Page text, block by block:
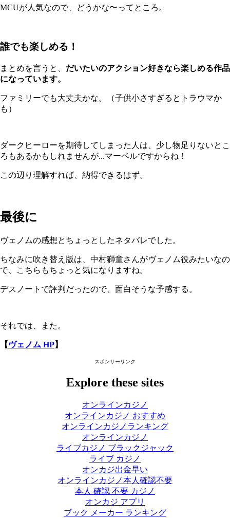
MCUが人気なので、どうかな〜ってところ。
誰でも楽しめる！
まとめを言うと、 だいたいのアクション好きなら楽しめる作品
になっています。
ファミリーでも大丈夫かな。（子供小さすぎるとトラウマか
も）
ダークヒーローを期待してしまった人は、少し物足りないとこ
ろもあるかもしれませんが...マーベルですからね！
この辺り理解すれば、納得できるはず。
最後に
ヴェノムの感想とちょっとしたネタバレでした。
ちなみに吹き替え版は、中村獅童さんがヴェノム役みたいなの
で、こちらもちょっと気になりますね。
デスノートで評判だったので、面白そうな予感する。
それでは、また。
【 ヴェノム HP】
スポンサーリンク
Explore these sites
オンラインカジノ
オンラインカジノ おすすめ
オンラインカジノランキング
オンラインカジノ
ライブカジノ ブラックジャック
ライブ カジノ
オンカジ出金早い
オンラインカジノ本人確認不要
本人 確認 不要 カジノ
オンカジ アプリ
ブック メーカー ランキング